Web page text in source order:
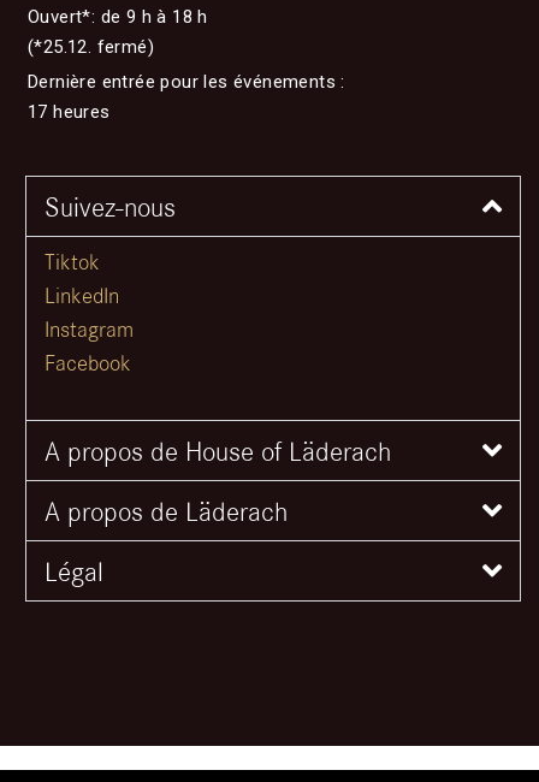
Ouvert*: de 9 h à 18 h
(*25.12. fermé)
Dernière entrée pour les événements :
17 heures
Suivez-nous
Tiktok
LinkedIn
Instagram
Facebook
A propos de House of Läderach
A propos de Läderach
Légal